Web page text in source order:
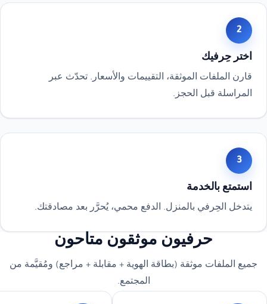
2
اختر حِرفيك
قارن الملفات الموثقة، التقييمات والأسعار. تحدّث عبر
المراسلة قبل الحجز.
3
استمتع بالخدمة
يتدخل الحِرفي بالمنزل. الدفع محمي، يُحرَّر بعد مصادقتك.
حرفيون موثقون متاحون
جميع الملفات موثقة (بطاقة الهوية + مقابلة + مراجع) ومُقيَّمة من
المجتمع.